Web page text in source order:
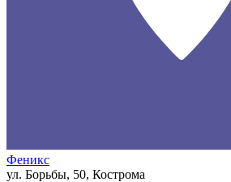
Феникс
ул. Борьбы, 50, Кострома